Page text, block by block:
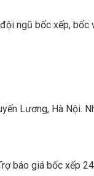
ngũ bốc xếp, bốc
Lương, Hà Nội.
báo giá bốc xếp